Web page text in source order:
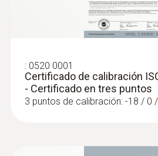
Tipo de batería
2 pilas miniatura AAA
Temperatura de
-30 hasta +50 ºC (sin pilas
: 0520 0001
Certificado de calibración
- Certificado en tres puntos
3 puntos de calibración: -18 / 0